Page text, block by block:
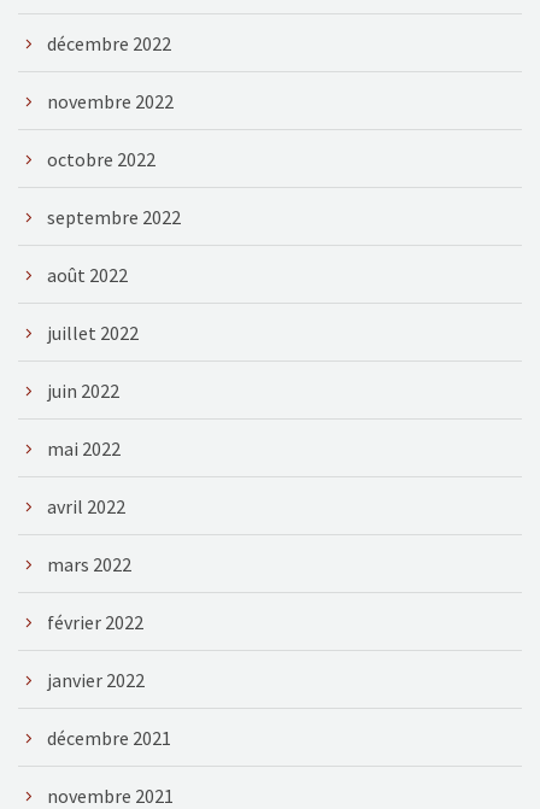
décembre 2022
novembre 2022
octobre 2022
septembre 2022
août 2022
juillet 2022
juin 2022
mai 2022
avril 2022
mars 2022
février 2022
janvier 2022
décembre 2021
novembre 2021